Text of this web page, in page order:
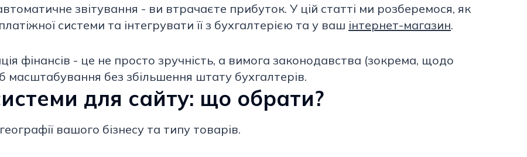
звітування - ви втрачаєте прибуток. У цій статті ми розберемося, як
системи та інтегрувати її з бухгалтерією та у ваш інтернет-магазин.
фінансів - це не просто зручність, а вимога законодавства (зокрема, щодо
масштабування без збільшення штату бухгалтерів.
для сайту: що обрати?
вашого бізнесу та типу товарів.